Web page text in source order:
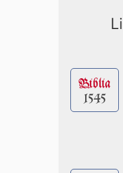
Biblia
1545